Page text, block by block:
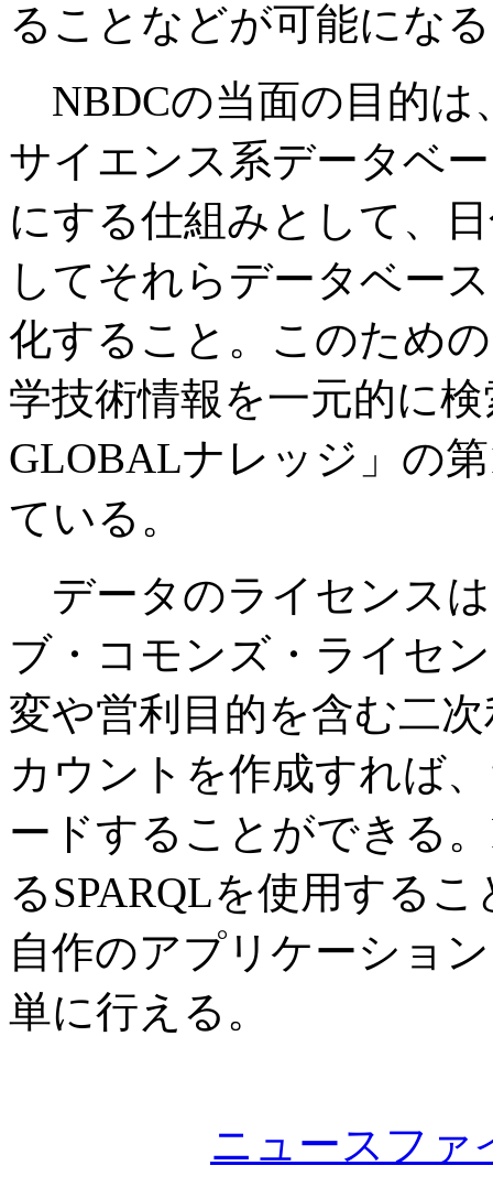
ることなどが可能にな
NBDCの当面の目的は
サイエンス系データベ
にする仕組みとして、
してそれらデータベー
化すること。このため
学技術情報を一元的に
GLOBALナレッジ」の
ている。
データのライセンス
ブ・コモンズ・ライセ
変や営利目的を含む二
カウントを作成すれば
ードすることができる
るSPARQLを使用する
自作のアプリケーショ
単に行える。
ニュースファ